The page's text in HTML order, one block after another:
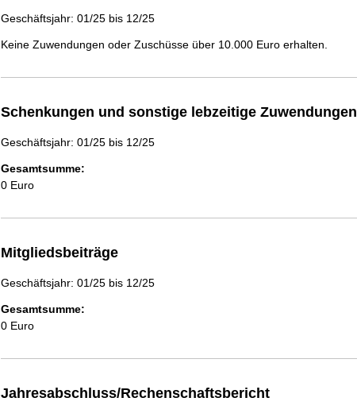
Geschäftsjahr: 01/25 bis 12/25
Keine Zuwendungen oder Zuschüsse über 10.000 Euro erhalten.
Schenkungen und sonstige lebzeitige Zuwendungen
Geschäftsjahr: 01/25 bis 12/25
Gesamtsumme:
0 Euro
Mitgliedsbeiträge
Geschäftsjahr: 01/25 bis 12/25
Gesamtsumme:
0 Euro
Jahresabschluss/Rechenschaftsbericht